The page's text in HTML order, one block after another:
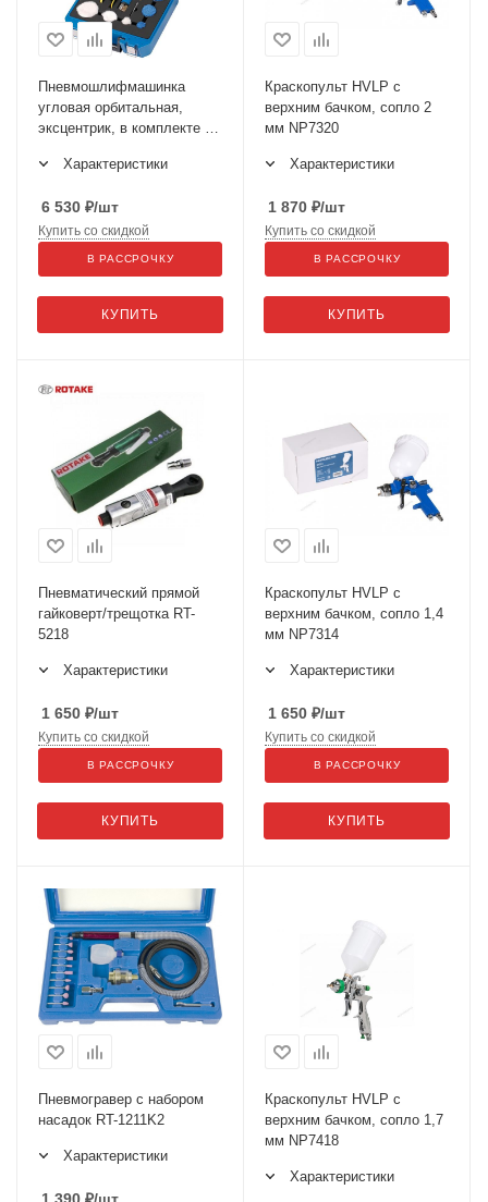
Пневмошлифмашинка
угловая орбитальная,
эксцентрик, в комплекте с
75 мм NP3225K
Характеристики
6 530 ₽/шт
КУПИТЬ
Купить со скидкой
В РАССРОЧКУ
Краскопульт HVLP с
верхним бачком, сопло 2
мм NP7320
Характеристики
1 870 ₽/шт
КУПИТЬ
Купить со скидкой
В РАССРОЧКУ
Пневматический прямой
гайковерт/трещотка RT-
5218
Характеристики
1 650 ₽/шт
КУПИТЬ
Купить со скидкой
В РАССРОЧКУ
Краскопульт HVLP с
верхним бачком, сопло 1,4
мм NP7314
Характеристики
1 650 ₽/шт
КУПИТЬ
Купить со скидкой
В РАССРОЧКУ
Пневмогравер с набором
насадок RT-1211K2
Характеристики
Краскопульт HVLP с
верхним бачком, сопло 1,7
мм NP7418
Характеристики